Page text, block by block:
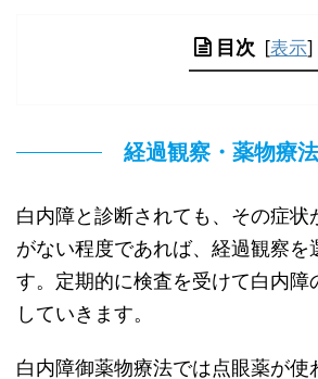
目次 [表示]
経過観察・薬物療
白内障と診断されても、その症状
がない程度であれば、経過観察を
す。定期的に検査を受けて白内障
していきます。
白内障御薬物療法では点眼薬が使